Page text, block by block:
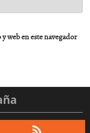
web en este navegador